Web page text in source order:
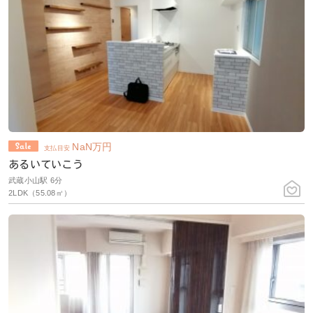
支払目安 NaN万円
あるいていこう
武蔵小山駅 6分
2LDK（55.08㎡）